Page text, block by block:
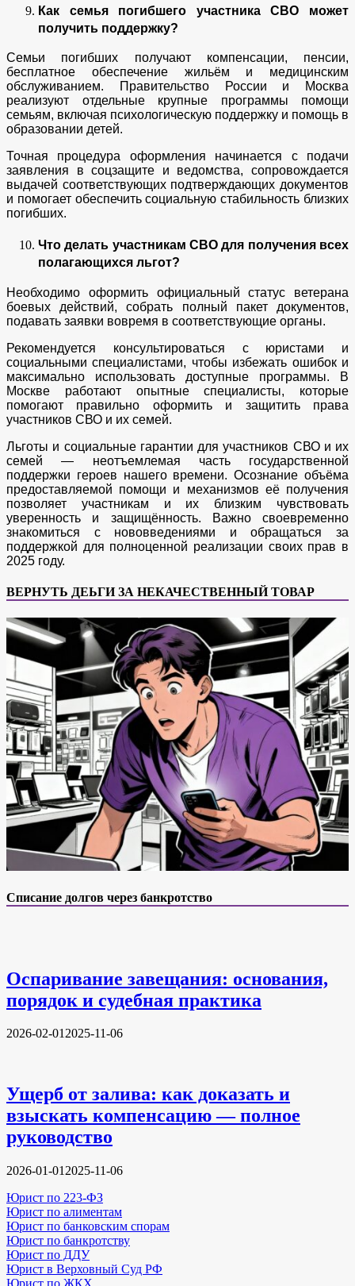
Как семья погибшего участника СВО может
получить поддержку?
Семьи погибших получают компенсации, пенсии,
бесплатное обеспечение жильём и медицинским
обслуживанием. Правительство России и Москва
реализуют отдельные крупные программы помощи
семьям, включая психологическую поддержку и помощь в
образовании детей.
Точная процедура оформления начинается с подачи
заявления в соцзащите и ведомства, сопровождается
выдачей соответствующих подтверждающих документов
и помогает обеспечить социальную стабильность близких
погибших.
Что делать участникам СВО для получения всех
полагающихся льгот?
Необходимо оформить официальный статус ветерана
боевых действий, собрать полный пакет документов,
подавать заявки вовремя в соответствующие органы.
Рекомендуется консультироваться с юристами и
социальными специалистами, чтобы избежать ошибок и
максимально использовать доступные программы. В
Москве работают опытные специалисты, которые
помогают правильно оформить и защитить права
участников СВО и их семей.
Льготы и социальные гарантии для участников СВО и их
семей — неотъемлемая часть государственной
поддержки героев нашего времени. Осознание объёма
предоставляемой помощи и механизмов её получения
позволяет участникам и их близким чувствовать
уверенность и защищённость. Важно своевременно
знакомиться с нововведениями и обращаться за
поддержкой для полноценной реализации своих прав в
2025 году.
ВЕРНУТЬ ДЕЬГИ ЗА НЕКАЧЕСТВЕННЫЙ ТОВАР
Списание долгов через банкротство
Оспаривание завещания: основания,
порядок и судебная практика
2026-02-012025-11-06
Ущерб от залива: как доказать и
взыскать компенсацию — полное
руководство
2026-01-01 2025-11-06
Юрист по 223-ФЗ
Юрист по алиментам
Юрист по банковским спорам
Юрист по банкротству
Юрист по ДДУ
Юрист в Верховный Суд РФ